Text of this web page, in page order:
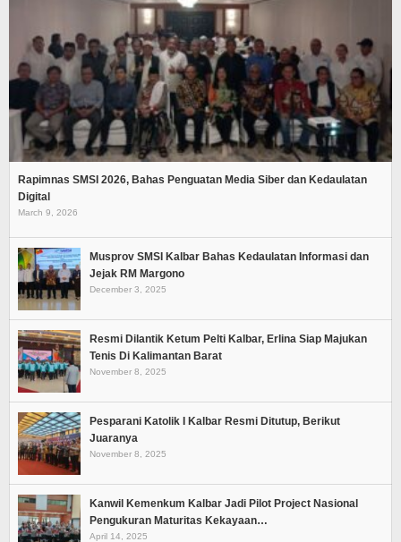
Rapimnas SMSI 2026, Bahas Penguatan Media Siber dan Kedaulatan
Digital
March 9, 2026
Musprov SMSI Kalbar Bahas Kedaulatan Informasi dan
Jejak RM Margono
December 3, 2025
Resmi Dilantik Ketum Pelti Kalbar, Erlina Siap Majukan
Tenis Di Kalimantan Barat
November 8, 2025
Pesparani Katolik I Kalbar Resmi Ditutup, Berikut
Juaranya
November 8, 2025
Kanwil Kemenkum Kalbar Jadi Pilot Project Nasional
Pengukuran Maturitas Kekayaan…
April 14, 2025